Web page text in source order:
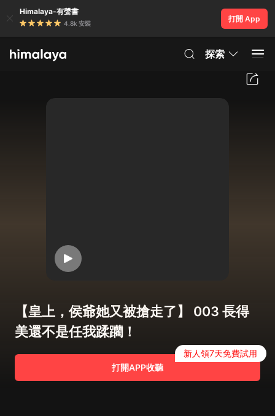
Himalaya-有聲書
4.8k 安裝
打開 App
探索
【皇上，侯爺她又被搶走了】 003 長得
美還不是任我蹂躪！
打開APP收聽
新人領7天免費試用